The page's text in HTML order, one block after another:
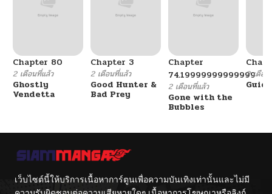
Chapter 80
2 เดือนที่แล้ว
Ghostly
Vendetta
Chapter 3
2 เดือนที่แล้ว
Good Hunter &
Bad Prey
Chapter
74.19999999999999
2 เดือนที่แล้ว
Gone with the
Bubbles
2 เดือน
เว็บไซต์นี้ให้บริการเนื้อหาการ์ตูนเพื่อความบันเทิงเท่านั้นและไม่มี